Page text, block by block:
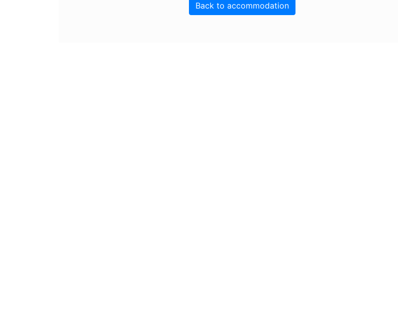
Back to accommodation